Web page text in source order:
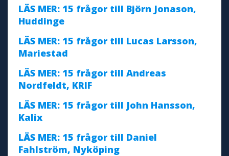
LÄS MER: 15 frågor till Björn Jonason,
Huddinge
LÄS MER: 15 frågor till Lucas Larsson,
Mariestad
LÄS MER: 15 frågor till Andreas
Nordfeldt, KRIF
LÄS MER: 15 frågor till John Hansson,
Kalix
LÄS MER: 15 frågor till Daniel
Fahlström, Nyköping